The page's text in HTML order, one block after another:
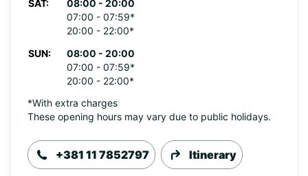
SAT:
08:00 - 20:00
07:00 - 07:59*
20:00 - 22:00*
SUN:
08:00 - 20:00
07:00 - 07:59*
20:00 - 22:00*
*With extra charges
These opening hours may vary due to public holidays.
+381 11 7852797 Itinerary